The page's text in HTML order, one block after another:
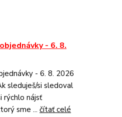
- 6. 8.
- 6. 8. 2026
sleduješ/si sledoval
rýchlo nájsť
sme ... čítať celé